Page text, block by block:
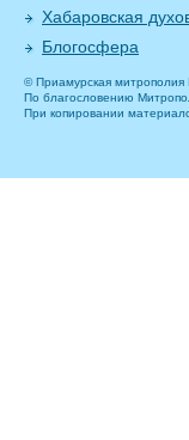
Хабаровская
Блогосфера
© Приамурская митрополия
По благословению
При копировании